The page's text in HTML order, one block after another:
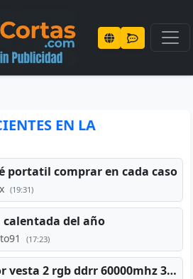
EN LA
portatil comprar en cada caso
(19:31)
calentada del año
(17:23)
acer predator vesta 2 rgb ddrr 60000mhz 32gb x2 16gb